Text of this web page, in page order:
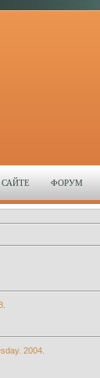
ФОРУМ
2004.